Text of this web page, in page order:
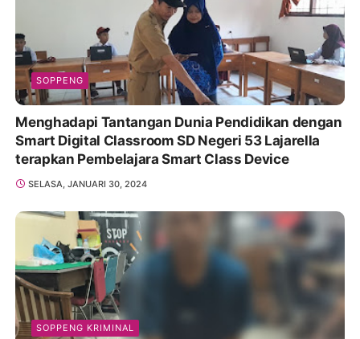
SOPPENG
Menghadapi Tantangan Dunia Pendidikan dengan
Smart Digital Classroom SD Negeri 53 Lajarella
terapkan Pembelajara Smart Class Device
SELASA, JANUARI 30, 2024
SOPPENG KRIMINAL